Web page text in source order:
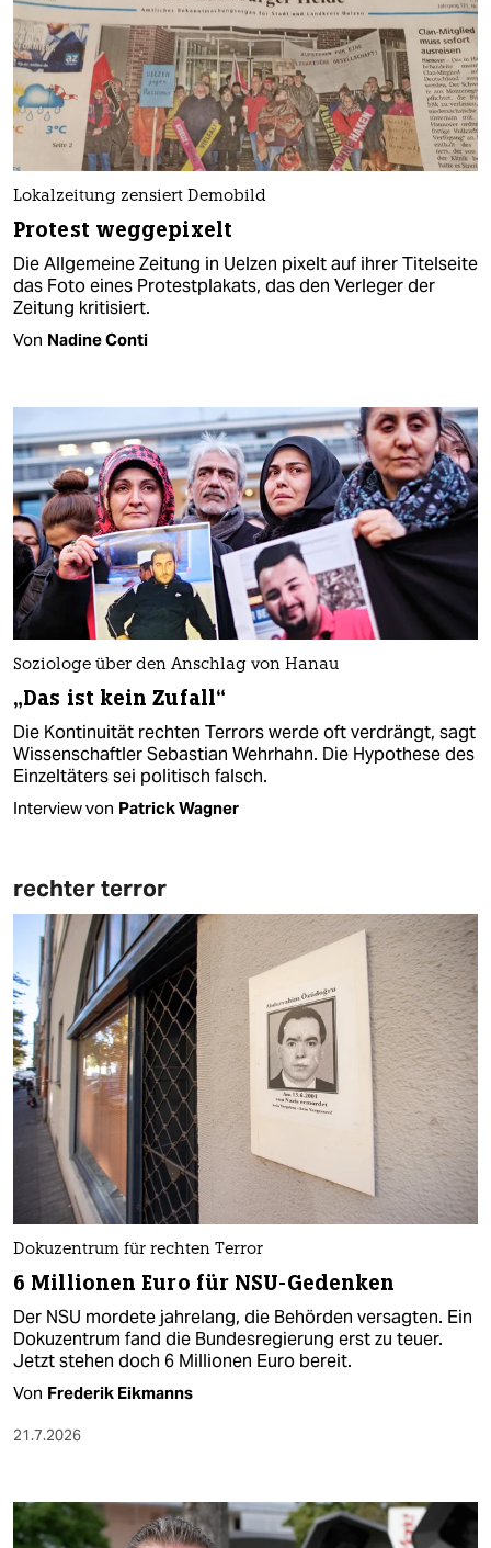
Lokalzeitung zensiert Demobild
Protest weggepixelt
Die Allgemeine Zeitung in Uelzen pixelt auf ihrer Titelseite
das Foto eines Protestplakats, das den Verleger der
Zeitung kritisiert.
Von Nadine Conti
Soziologe über den Anschlag von Hanau
„Das ist kein Zufall“
Die Kontinuität rechten Terrors werde oft verdrängt, sagt
Wissenschaftler Sebastian Wehrhahn. Die Hypothese des
Einzeltäters sei politisch falsch.
Interview von Patrick Wagner
rechter terror
Dokuzentrum für rechten Terror
6 Millionen Euro für NSU-Gedenken
Der NSU mordete jahrelang, die Behörden versagten. Ein
Dokuzentrum fand die Bundesregierung erst zu teuer.
Jetzt stehen doch 6 Millionen Euro bereit.
Von Frederik Eikmanns
21.7.2026